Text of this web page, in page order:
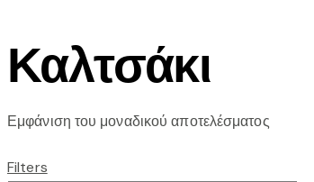
Καλτσάκι
Εμφάνιση του μοναδικού αποτελέσματος
Filters